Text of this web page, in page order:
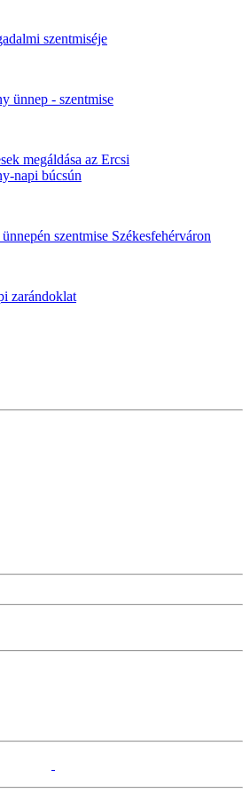
szentmiséje
ünnep - szentmise
megáldása az Ercsi
napi búcsún
szentmise Székesfehérváron
zarándoklat